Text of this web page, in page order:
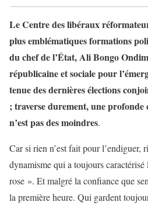
Le Centre des libéraux
plus emblématiques formations
du chef de l’État, Ali Bongo
républicaine et sociale pour
tenue des dernières élections
; traverse durement, une
n’est pas des moindres.
Car si rien n’est fait pour l’endiguer,
dynamisme qui a toujours
rose ». Et malgré la confiance que
la première heure. Qui gardent